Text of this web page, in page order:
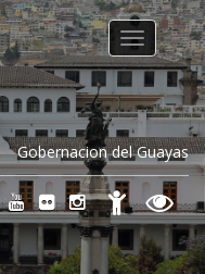
Gobernacion del Guayas
Toggle
navigation